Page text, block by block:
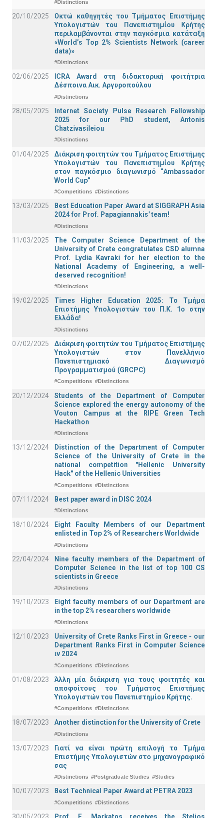
#Distinctions
20/10/2025
Οκτώ καθηγητές του Τμήματος Επιστήμης
Υπολογιστών του Πανεπιστημίου Κρήτης
περιλαμβάνονται στην παγκόσμια κατάταξη
«World’s Top 2% Scientists Network (career
data)»
#Distinctions
02/06/2025
ICRA Award στη διδακτορική φοιτήτρια
Δέσποινα Αικ. Αργυροπούλου
#Distinctions
28/05/2025
Internet Society Pulse Research Fellowship
2025 for our PhD student, Antonis
Chatzivasileiou
#Distinctions
01/04/2025
Διάκριση φοιτητών του Τμήματος Επιστήμης
Υπολογιστών του Πανεπιστημίου Κρήτης
στον παγκόσμιο διαγωνισμό “Ambassador
World Cup”
#Competitions #Distinctions
13/03/2025
Best Education Paper Award at SIGGRAPH Asia
2024 for Prof. Papagiannakis' team!
#Distinctions
11/03/2025
The Computer Science Department of the
University of Crete congratulates CSD alumna
Prof. Lydia Kavraki for her election to the
National Academy of Engineering, a well-
deserved recognition!
#Distinctions
19/02/2025
Times Higher Education 2025: Το Τμήμα
Επιστήμης Υπολογιστών του Π.Κ. 1ο στην
Ελλάδα!
#Distinctions
07/02/2025
Διάκριση φοιτητών του Τμήματος Επιστήμης
Υπολογιστών στον Πανελλήνιο
Πανεπιστημιακό Διαγωνισμό
Προγραμματισμού (GRCPC)
#Competitions #Distinctions
20/12/2024
Students of the Department of Computer
Science explored the energy autonomy of the
Vouton Campus at the RIPE Green Tech
Hackathon
#Distinctions
13/12/2024
Distinction of the Department of Computer
Science of the University of Crete in the
national competition "Hellenic University
Hack" of the Hellenic Universities
#Competitions #Distinctions
07/11/2024 Best paper award in DISC 2024
#Distinctions
18/10/2024
Eight Faculty Members of our Department
enlisted in Top 2% of Researchers Worldwide
#Distinctions
22/04/2024
Nine faculty members of the Department of
Computer Science in the list of top 100 CS
scientists in Greece
#Distinctions
19/10/2023
Eight faculty members of our Department are
in the top 2% researchers worldwide
#Distinctions
12/10/2023
University of Crete Ranks First in Greece - our
Department Ranks First in Computer Science
ιν 2024
#Competitions #Distinctions
01/08/2023
Άλλη μία διάκριση για τους φοιτητές και
αποφοίτους του Τμήματος Επιστήμης
Υπολογιστών του Πανεπιστημίου Κρήτης.
#Competitions #Distinctions
18/07/2023 Another distinction for the University of Crete
#Distinctions
13/07/2023
Γιατί να είναι πρώτη επιλογή το Τμήμα
Επιστήμης Υπολογιστών στο μηχανογραφικό
σας
#Distinctions #Postgraduate Studies #Studies
10/07/2023 Best Technical Paper Award at PETRA 2023
#Competitions #Distinctions